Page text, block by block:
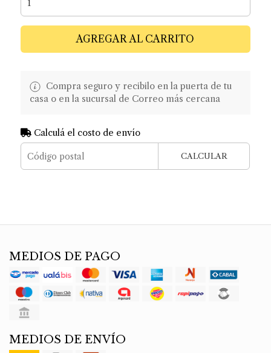
AGREGAR AL CARRITO
Compra seguro y recibilo en la puerta de tu
casa o en la sucursal de Correo más cercana
Calculá el costo de envío
CALCULAR
MEDIOS DE PAGO
MEDIOS DE ENVÍO